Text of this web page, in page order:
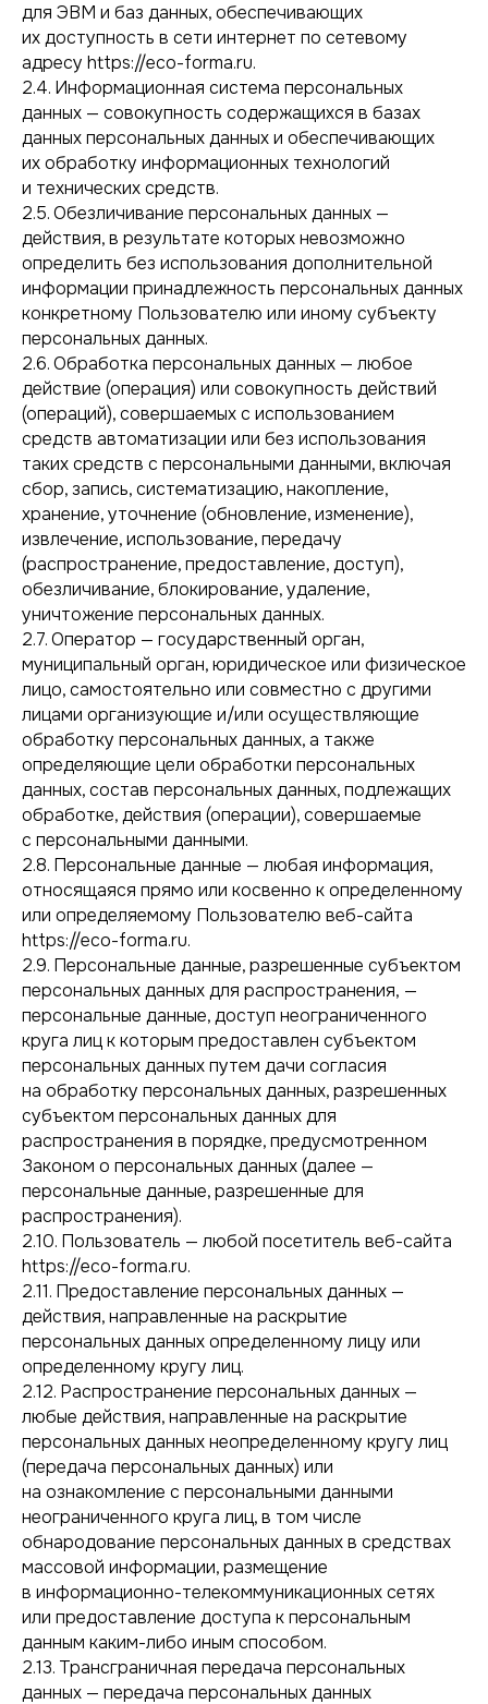
для ЭВМ и баз данных, обеспечивающих
их доступность в сети интернет по сетевому
адресу https://eco-forma.ru.
2.4. Информационная система персональных
данных — совокупность содержащихся в базах
данных персональных данных и обеспечивающих
их обработку информационных технологий
и технических средств.
2.5. Обезличивание персональных данных —
действия, в результате которых невозможно
определить без использования дополнительной
информации принадлежность персональных данных
конкретному Пользователю или иному субъекту
персональных данных.
2.6. Обработка персональных данных — любое
действие (операция) или совокупность действий
(операций), совершаемых с использованием
средств автоматизации или без использования
таких средств с персональными данными, включая
сбор, запись, систематизацию, накопление,
хранение, уточнение (обновление, изменение),
извлечение, использование, передачу
(распространение, предоставление, доступ),
обезличивание, блокирование, удаление,
уничтожение персональных данных.
2.7. Оператор — государственный орган,
муниципальный орган, юридическое или физическое
лицо, самостоятельно или совместно с другими
лицами организующие и/или осуществляющие
обработку персональных данных, а также
определяющие цели обработки персональных
данных, состав персональных данных, подлежащих
обработке, действия (операции), совершаемые
с персональными данными.
2.8. Персональные данные — любая информация,
относящаяся прямо или косвенно к определенному
или определяемому Пользователю веб-сайта
https://eco-forma.ru.
2.9. Персональные данные, разрешенные субъектом
персональных данных для распространения, —
персональные данные, доступ неограниченного
круга лиц к которым предоставлен субъектом
персональных данных путем дачи согласия
на обработку персональных данных, разрешенных
субъектом персональных данных для
распространения в порядке, предусмотренном
Законом о персональных данных (далее —
персональные данные, разрешенные для
распространения).
2.10. Пользователь — любой посетитель веб-сайта
https://eco-forma.ru.
2.11. Предоставление персональных данных —
действия, направленные на раскрытие
персональных данных определенному лицу или
определенному кругу лиц.
2.12. Распространение персональных данных —
любые действия, направленные на раскрытие
персональных данных неопределенному кругу лиц
(передача персональных данных) или
на ознакомление с персональными данными
неограниченного круга лиц, в том числе
обнародование персональных данных в средствах
массовой информации, размещение
в информационно-телекоммуникационных сетях
или предоставление доступа к персональным
данным каким-либо иным способом.
2.13. Трансграничная передача персональных
данных — передача персональных данных